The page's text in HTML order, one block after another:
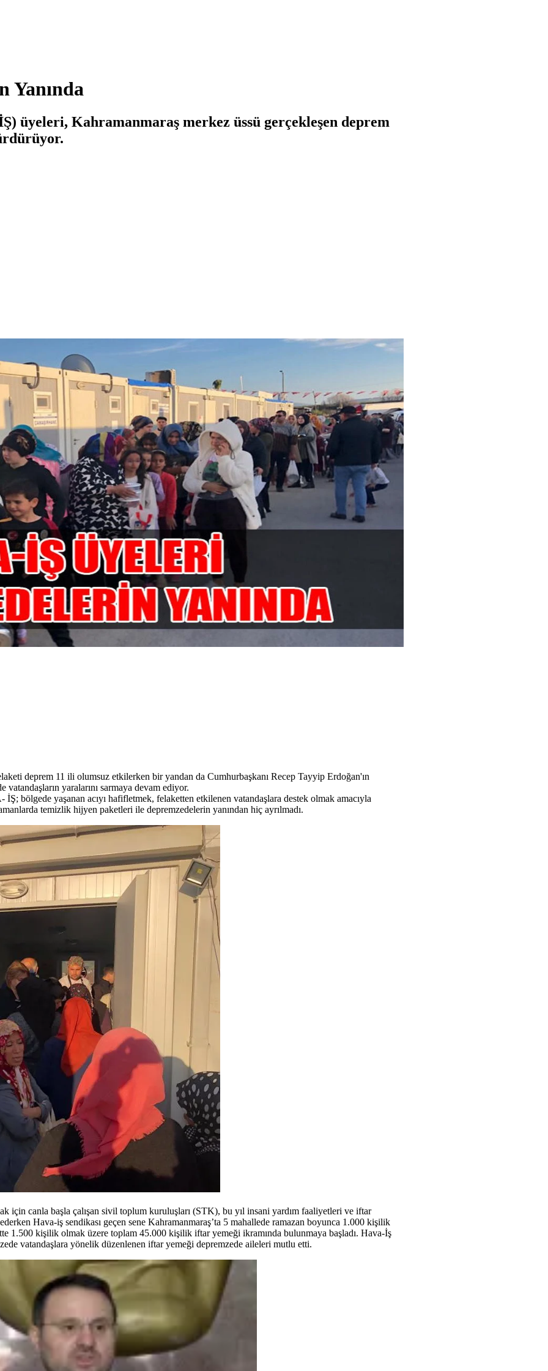
Yanında
üyeleri, Kahramanmaraş merkez üssü gerçekleşen deprem
deprem 11 ili olumsuz etkilerken bir yandan da Cumhurbaşkanı Recep Tayyip Erdoğan'ın
yaralarını sarmaya devam ediyor.
bölgede yaşanan acıyı hafifletmek, felaketten etkilenen vatandaşlara destek olmak amacıyla
temizlik hijyen paketleri ile depremzedelerin yanından hiç ayrılmadı.
için canla başla çalışan sivil toplum kuruluşları (STK), bu yıl insani yardım faaliyetleri ve iftar
Hava-iş sendikası geçen sene Kahramanmaraş’ta 5 mahallede ramazan boyunca 1.000 kişilik
1.500 kişilik olmak üzere toplam 45.000 kişilik iftar yemeği ikramında bulunmaya başladı. Hava-İş
vatandaşlara yönelik düzenlenen iftar yemeği depremzede aileleri mutlu etti.